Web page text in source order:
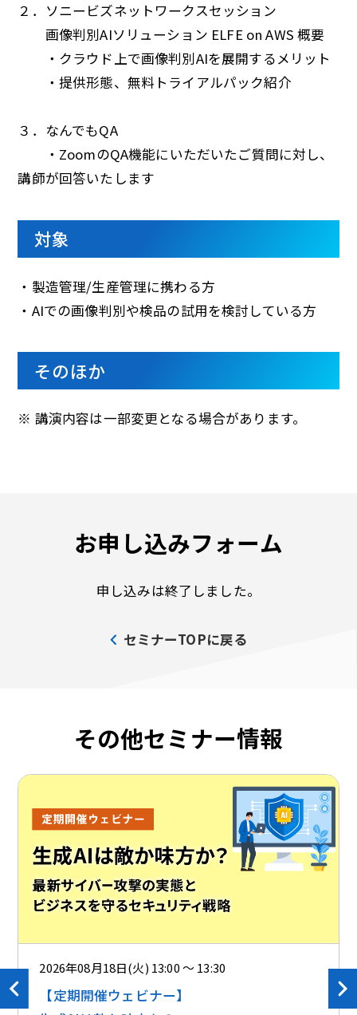
２．ソニービズネットワークスセッション
画像判別AIソリューション ELFE on AWS 概要
・クラウド上で画像判別AIを展開するメリット
・提供形態、無料トライアルパック紹介
３．なんでもQA
・ZoomのQA機能にいただいたご質問に対し、
講師が回答いたします
対象
・製造管理/生産管理に携わる方
・AIでの画像判別や検品の試用を検討している方
そのほか
※ 講演内容は一部変更となる場合があります。
お申し込みフォーム
申し込みは終了しました。
セミナーTOPに戻る
その他セミナー情報
2026年08月18日(火) 13:00 ～ 13:30
【定期開催ウェビナー】